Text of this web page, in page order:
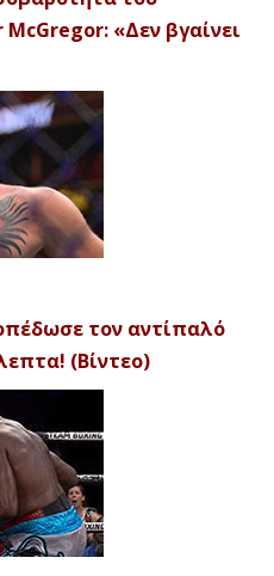
«Δεν βγαίνει
τον αντίπαλό
(Βίντεο)